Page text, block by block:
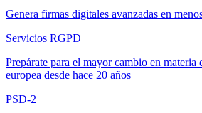
Genera firmas digitales avanzadas en
Servicios RGPD
Prepárate para el mayor cambio en materia
europea desde hace 20 años
PSD-2